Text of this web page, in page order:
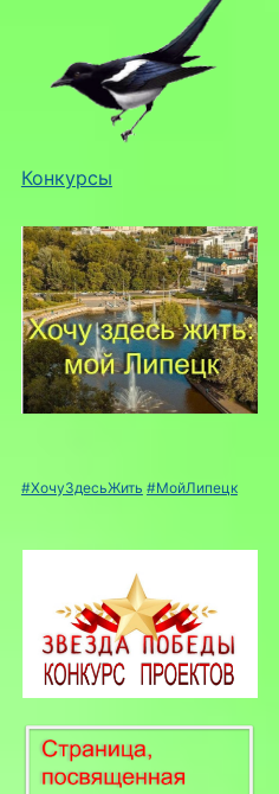
Конкурсы
#ХочуЗдесьЖить #МойЛипецк